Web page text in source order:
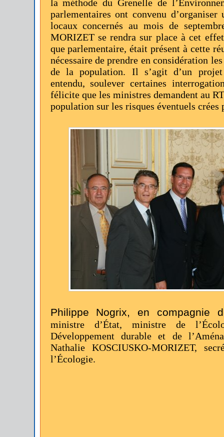
la méthode du Grenelle de
parlementaires ont convenu
locaux concernés au mois de
MORIZET se rendra sur place à cet
que parlementaire, était présent à cette
nécessaire de prendre en considération
de la population. Il s’agit d’un
entendu, soulever certaines
félicite que les ministres demandent au
population sur les risques éventuels crées
Philippe Nogrix, en compagnie
ministre d’État, ministre de
Développement durable et de
Nathalie KOSCIUSKO-MORIZET,
l’Écologie.